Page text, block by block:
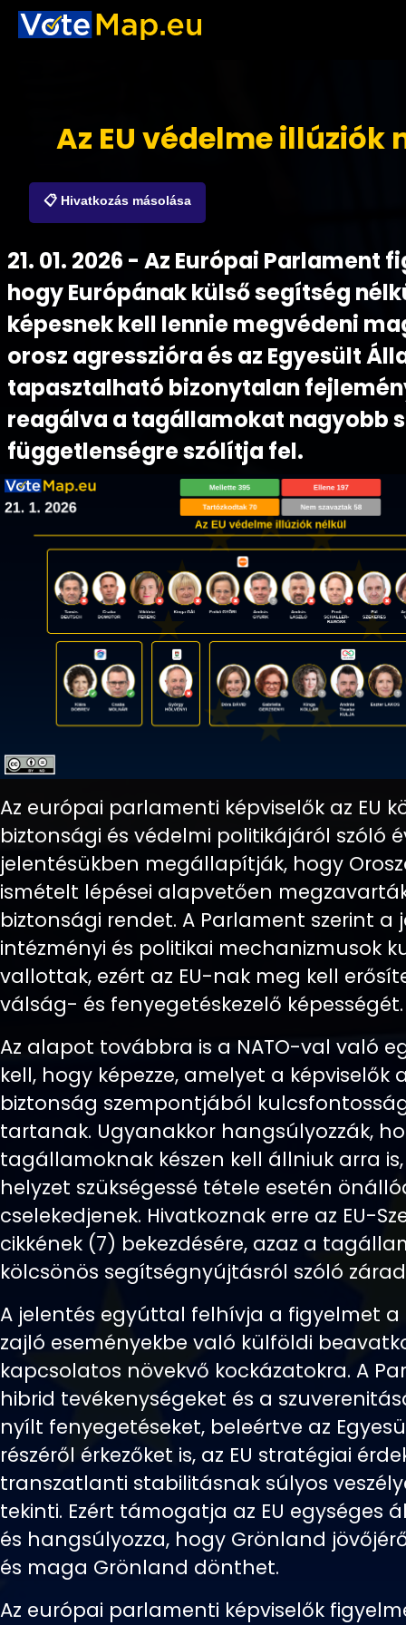
Az EU védelme illúziók
📋 Hivatkozás másolása
21. 01. 2026 - Az Európai Parlament
hogy Európának külső segítség
képesnek kell lennie megvédeni
orosz agresszióra és az Egyesült
tapasztalható bizonytalan
reagálva a tagállamokat nagyobb
függetlenségre szólítja fel.
Az európai parlamenti képviselők az EU
biztonsági és védelmi politikájáról szóló
jelentésükben megállapítják, hogy
ismételt lépései alapvetően
biztonsági rendet. A Parlament szerint a
intézményi és politikai mechanizmusok
vallottak, ezért az EU-nak meg kell
válság- és fenyegetéskezelő képességét.
Az alapot továbbra is a NATO-val való
kell, hogy képezze, amelyet a képviselők
biztonság szempontjából
tartanak. Ugyanakkor hangsúlyozzák,
tagállamoknak készen kell állniuk arra
helyzet szükségessé tétele esetén
cselekedjenek. Hivatkoznak erre az EU-
cikkének (7) bekezdésére, azaz a
kölcsönös segítségnyújtásról szóló
A jelentés egyúttal felhívja a figyelmet
zajló eseményekbe való külföldi
kapcsolatos növekvő kockázatokra. A
hibrid tevékenységeket és a
nyílt fenyegetéseket, beleértve az
részéről érkezőket is, az EU stratégiai
transzatlanti stabilitásnak súlyos
tekinti. Ezért támogatja az EU egységes
és hangsúlyozza, hogy Grönland
és maga Grönland dönthet.
Az európai parlamenti képviselők